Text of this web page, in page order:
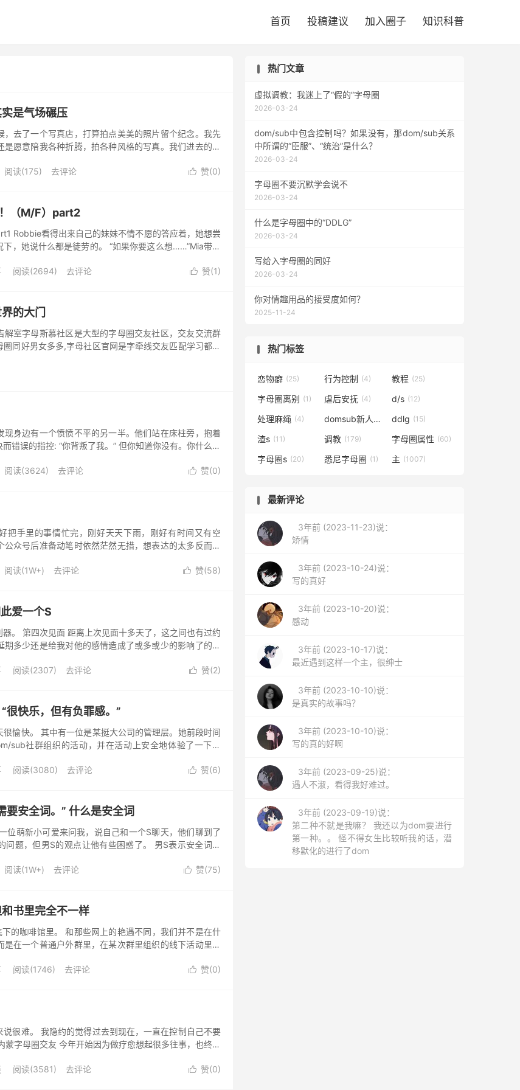
首页 投稿建议 加入圈子 知识科普
是气场碾压
，去了一个写真店，打算拍点美美的照片留个纪念。我先
是愿意陪我各种折腾，拍各种风格的写真。我们进去的时
 赞(0)
阅读(175) 去评论
（M/F）part2
Robbie看得出来自己的妹妹不情不愿的答应着，她想尝
，她说什么都是徒劳的。 “如果你要这么想……”Mia带着
 赞(1)
阅读(2694) 去评论
的大门
解室字母斯慕社区是大型的字母圈交友社区，交友交流群
同好男女多多,字母社区官网是字牵线交友匹配学习都可
现身边有一个愤愤不平的另一半。他们站在床柱旁，抱着
错误的指控: “你背叛了我。” 但你知道你没有。你什么时
 赞(0)
阅读(3624) 去评论
把手里的事情忙完，刚好天天下雨，刚好有时间又有空
公众号后准备动笔时依然茫然无措，想表达的太多反而不
 赞(58)
阅读(1W+) 去评论
爱一个S
。 第四次见面 距离上次见面十多天了，这之间也有过约
期多少还是给我对他的感情造成了或多或少的影响了的。
 赞(2)
阅读(2307) 去评论
很快乐，但有负罪感。”
愉快。 其中有一位是某挺大公司的管理层。她前段时间
sub社群组织的活动，并在活动上安全地体验了一下鞭
 赞(6)
阅读(3080) 去评论
要安全词。” 什么是安全词
位萌新小可爱来问我，说自己和一个S聊天，他们聊到了
问题，但男S的观点让他有些困惑了。 男S表示安全词并
 赞(75)
阅读(1W+) 去评论
书里完全不一样
的咖啡馆里。 和那些网上的艳遇不同，我们并不是在什
是在一个普通户外群里，在某次群里组织的线下活动里有
 赞(0)
阅读(1746) 去评论
很难。 我隐约的觉得过去到现在，一直在控制自己不要
蒙字母圈交友 今年开始因为做疗愈想起很多往事，也终于
 赞(0)
阅读(3581) 去评论
热门文章
虚拟调教：我迷上了“假的”字母圈
2026-03-24
dom/sub中包含控制吗？如果没有，那dom/sub关系
中所谓的“臣服”、“统治”是什么？
2026-03-24
字母圈不要沉默学会说不
2026-03-24
什么是字母圈中的“DDLG”
2026-03-24
写给入字母圈的同好
2026-03-24
你对情趣用品的接受度如何？
2025-11-24
热门标签
恋物癖 (25) 行为控制 (4) 教程 (25)
字母圈离别 (1) 虐后安抚 (4) d/s (12)
处理麻绳 (4) domsub新人手册 (166)
ddlg (15)
渣s (11) 调教 (179) 字母圈属性 (60)
字母圈s (20) 悉尼字母圈 (1) 主 (1007)
最新评论
3年前 (2023-11-23)说：
矫情
3年前 (2023-10-24)说：
写的真好
3年前 (2023-10-20)说：
感动
3年前 (2023-10-17)说：
最近遇到这样一个主，很绅士
3年前 (2023-10-10)说：
是真实的故事吗？
3年前 (2023-10-10)说：
写的真的好啊
3年前 (2023-09-25)说：
遇人不淑，看得我好难过。
3年前 (2023-09-19)说：
第二种不就是我嘛？ 我还以为dom要进行
第一种。。 怪不得女生比较听我的话，潜
移默化的进行了dom